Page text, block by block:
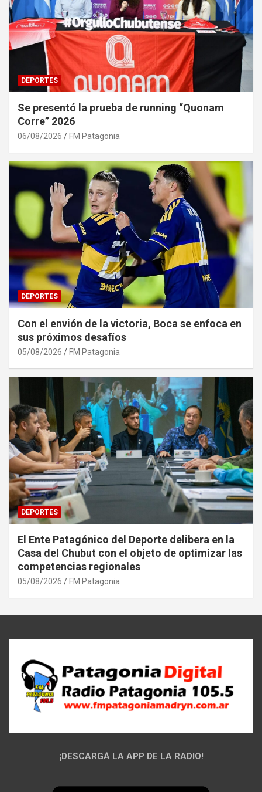
DEPORTES
Se presentó la prueba de running “Quonam
Corre” 2026
06/08/2026 FM Patagonia
DEPORTES
Con el envión de la victoria, Boca se enfoca en
sus próximos desafíos
05/08/2026 FM Patagonia
DEPORTES
El Ente Patagónico del Deporte delibera en la
Casa del Chubut con el objeto de optimizar las
competencias regionales
05/08/2026 FM Patagonia
¡DESCARGÁ LA APP DE LA RADIO!